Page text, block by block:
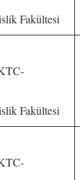
Fakültesi
Fakültesi